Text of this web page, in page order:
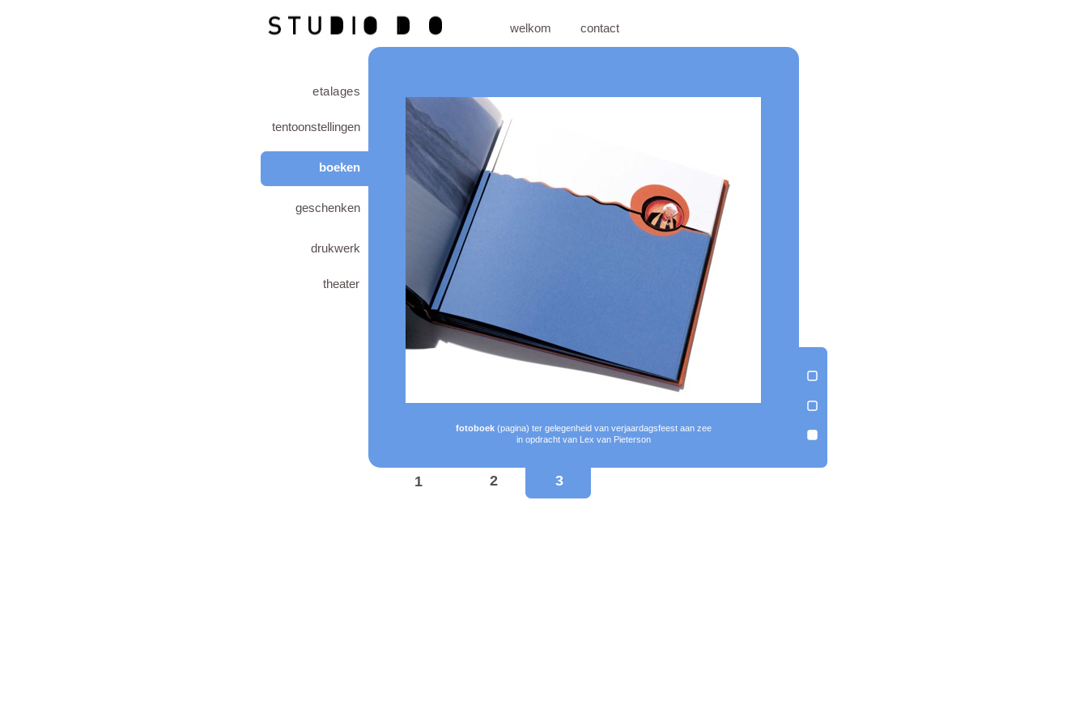
boeken
fotoboek (pagina) ter gelegenheid van verjaardagsfeest aan zee
in opdracht van Lex van Pieterson
contact
welkom
drukwerk
geschenken
theater
etalages
tentoonstellingen
3
2
1